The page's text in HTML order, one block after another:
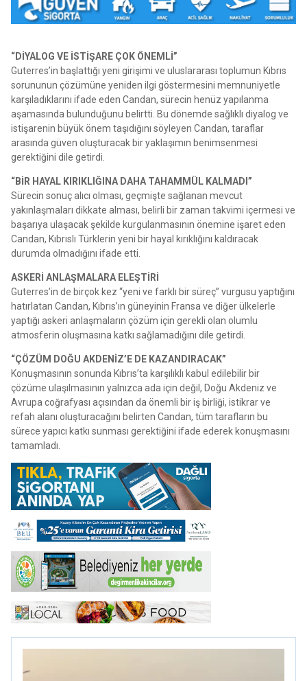
“DİYALOG VE İSTİŞARE ÇOK ÖNEMLİ”
Guterres’in başlattığı yeni girişimi ve uluslararası toplumun Kıbrıs
sorununun çözümüne yeniden ilgi göstermesini memnuniyetle
karşıladıklarını ifade eden Candan, sürecin henüz yapılanma
aşamasında bulunduğunu belirtti. Bu dönemde sağlıklı diyalog ve
istişarenin büyük önem taşıdığını söyleyen Candan, taraflar
arasında güven oluşturacak bir yaklaşımın benimsenmesi
gerektiğini dile getirdi.
“BİR HAYAL KIRIKLIĞINA DAHA TAHAMMÜL KALMADI”
Sürecin sonuç alıcı olması, geçmişte sağlanan mevcut
yakınlaşmaları dikkate alması, belirli bir zaman takvimi içermesi ve
başarıya ulaşacak şekilde kurgulanmasının önemine işaret eden
Candan, Kıbrıslı Türklerin yeni bir hayal kırıklığını kaldıracak
durumda olmadığını ifade etti.
ASKERİ ANLAŞMALARA ELEŞTİRİ
Guterres’in de birçok kez “yeni ve farklı bir süreç” vurgusu yaptığını
hatırlatan Candan, Kıbrıs’ın güneyinin Fransa ve diğer ülkelerle
yaptığı askeri anlaşmaların çözüm için gerekli olan olumlu
atmosferin oluşmasına katkı sağlamadığını dile getirdi.
“ÇÖZÜM DOĞU AKDENİZ’E DE KAZANDIRACAK”
Konuşmasının sonunda Kıbrıs’ta karşılıklı kabul edilebilir bir
çözüme ulaşılmasının yalnızca ada için değil, Doğu Akdeniz ve
Avrupa coğrafyası açısından da önemli bir iş birliği, istikrar ve
refah alanı oluşturacağını belirten Candan, tüm tarafların bu
sürece yapıcı katkı sunması gerektiğini ifade ederek konuşmasını
tamamladı.